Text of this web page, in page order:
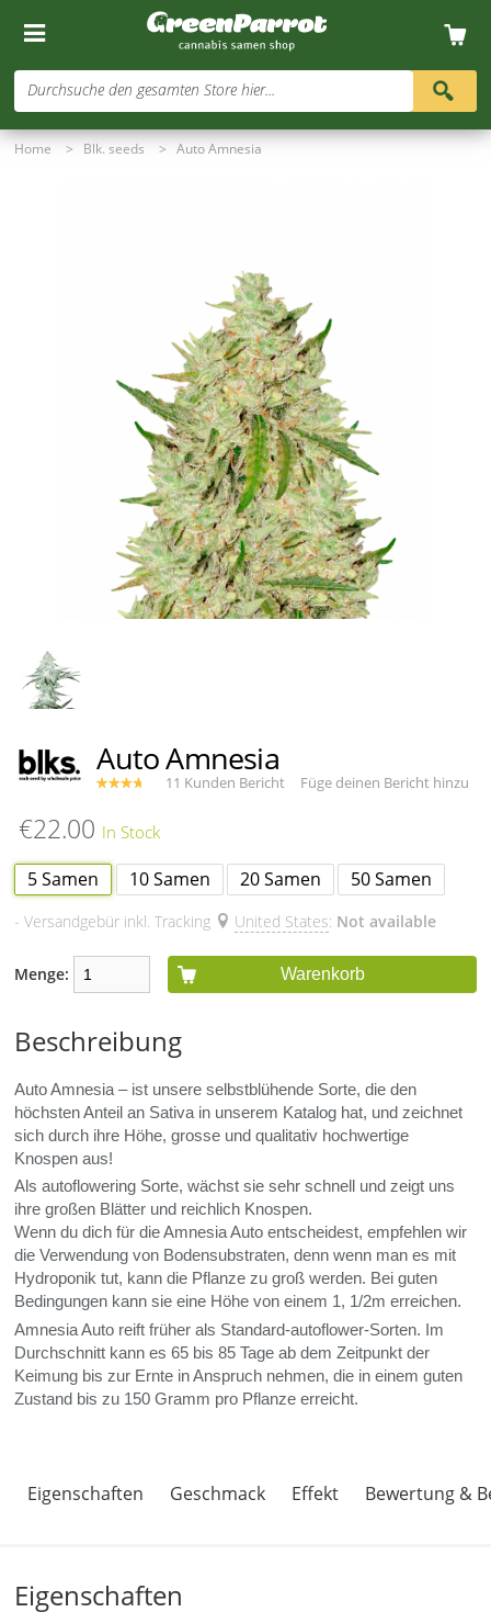
Durchsuche den gesamten Store hier...
Home > Blk. seeds > Auto Amnesia
Auto Amnesia
11 Kunden Bericht Füge deinen Bericht hinzu
€22.00
5 Samen 10 Samen 20 Samen 50 Samen
- Versandgebür inkl. Tracking United States: Not available
Menge: Warenkorb
Beschreibung
Auto Amnesia – ist unsere selbstblühende Sorte, die den
höchsten Anteil an Sativa in unserem Katalog hat, und zeichnet
sich durch ihre Höhe, grosse und qualitativ hochwertige
Knospen aus!
Als autoflowering Sorte, wächst sie sehr schnell und zeigt uns
ihre großen Blätter und reichlich Knospen.
Wenn du dich für die Amnesia Auto entscheidest, empfehlen wir
die Verwendung von Bodensubstraten, denn wenn man es mit
Hydroponik tut, kann die Pflanze zu groß werden. Bei guten
Bedingungen kann sie eine Höhe von einem 1, 1/2m erreichen.
Amnesia Auto reift früher als Standard-autoflower-Sorten. Im
Durchschnitt kann es 65 bis 85 Tage ab dem Zeitpunkt der
Keimung bis zur Ernte in Anspruch nehmen, die in einem guten
Zustand bis zu 150 Gramm pro Pflanze erreicht.
Eigenschaften Geschmack Effekt Bewertung &
Eigenschaften